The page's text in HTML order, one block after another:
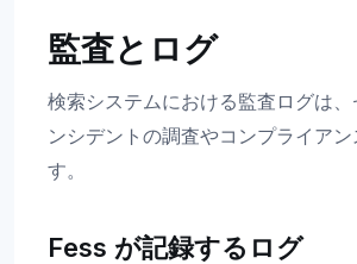
監査とログ
検索システムにおける監査ログは、
ンシデントの調査やコンプライア
す。
Fess が記録するログ